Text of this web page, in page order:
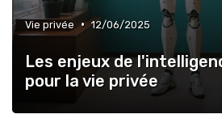
Vie privée • 12/06/2025
Les enjeux de
pour la vie privée